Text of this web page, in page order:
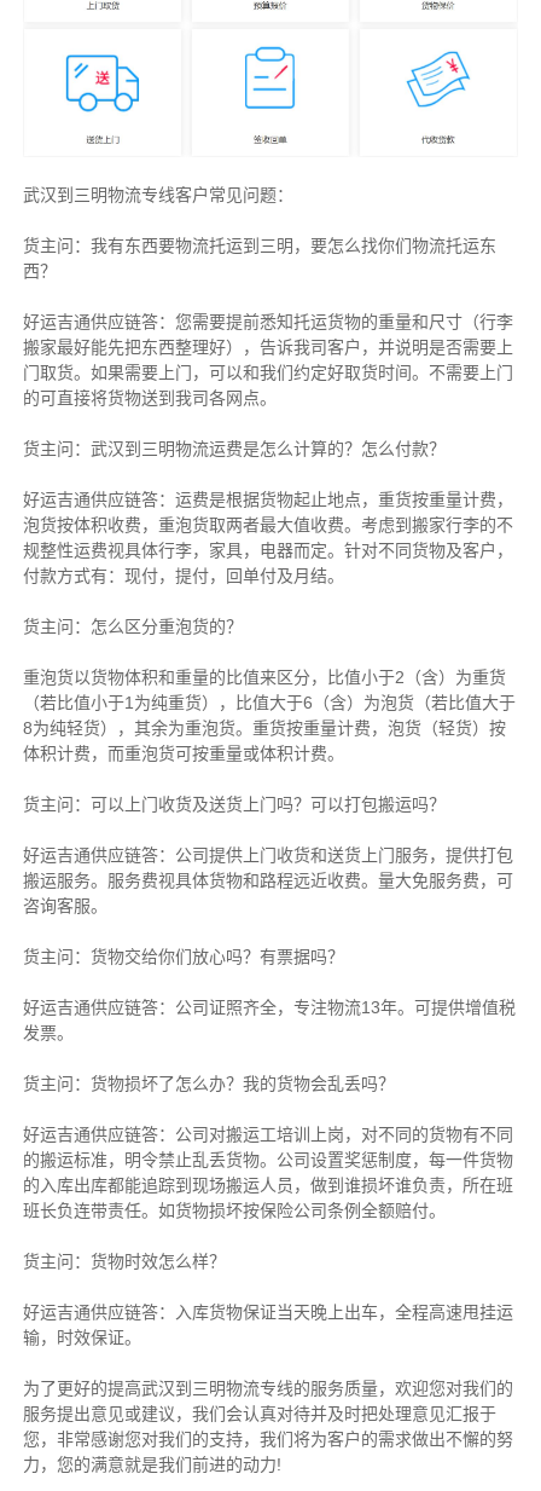
武汉到三明物流专线客户常见问题：
货主问：我有东西要物流托运到三明，要怎么找你们物流托运东
西？
好运吉通供应链答：您需要提前悉知托运货物的重量和尺寸（行李
搬家最好能先把东西整理好），告诉我司客户，并说明是否需要上
门取货。如果需要上门，可以和我们约定好取货时间。不需要上门
的可直接将货物送到我司各网点。
货主问：武汉到三明物流运费是怎么计算的？怎么付款？
好运吉通供应链答：运费是根据货物起止地点，重货按重量计费，
泡货按体积收费，重泡货取两者最大值收费。考虑到搬家行李的不
规整性运费视具体行李，家具，电器而定。针对不同货物及客户，
付款方式有：现付，提付，回单付及月结。
货主问：怎么区分重泡货的？
重泡货以货物体积和重量的比值来区分，比值小于2（含）为重货
（若比值小于1为纯重货），比值大于6（含）为泡货（若比值大于
8为纯轻货），其余为重泡货。重货按重量计费，泡货（轻货）按
体积计费，而重泡货可按重量或体积计费。
货主问：可以上门收货及送货上门吗？可以打包搬运吗？
好运吉通供应链答：公司提供上门收货和送货上门服务，提供打包
搬运服务。服务费视具体货物和路程远近收费。量大免服务费，可
咨询客服。
货主问：货物交给你们放心吗？有票据吗？
好运吉通供应链答：公司证照齐全，专注物流13年。可提供增值税
发票。
货主问：货物损坏了怎么办？我的货物会乱丢吗？
好运吉通供应链答：公司对搬运工培训上岗，对不同的货物有不同
的搬运标准，明令禁止乱丢货物。公司设置奖惩制度，每一件货物
的入库出库都能追踪到现场搬运人员，做到谁损坏谁负责，所在班
班长负连带责任。如货物损坏按保险公司条例全额赔付。
货主问：货物时效怎么样？
好运吉通供应链答：入库货物保证当天晚上出车，全程高速甩挂运
输，时效保证。
为了更好的提高武汉到三明物流专线的服务质量，欢迎您对我们的
服务提出意见或建议，我们会认真对待并及时把处理意见汇报于
您，非常感谢您对我们的支持，我们将为客户的需求做出不懈的努
力，您的满意就是我们前进的动力!